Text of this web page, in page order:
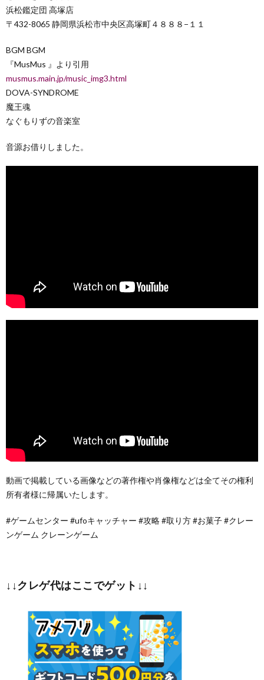
浜松鑑定団 高塚店
〒432-8065 静岡県浜松市中央区高塚町４８８８−１１
BGM BGM
『MusMus 』より引用
musmus.main.jp/music_img3.html
DOVA-SYNDROME
魔王魂
なぐもりずの音楽室
音源お借りしました。
動画で掲載している画像などの著作権や肖像権などは全てその権利
所有者様に帰属いたします。
#ゲームセンター #ufoキャッチャー #攻略 #取り方 #お菓子 #クレー
ンゲーム クレーンゲーム
↓↓クレゲ代はここでゲット↓↓